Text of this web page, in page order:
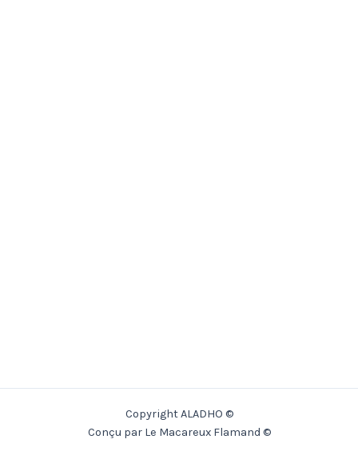
Copyright ALADHO ©
Conçu par Le Macareux Flamand ©